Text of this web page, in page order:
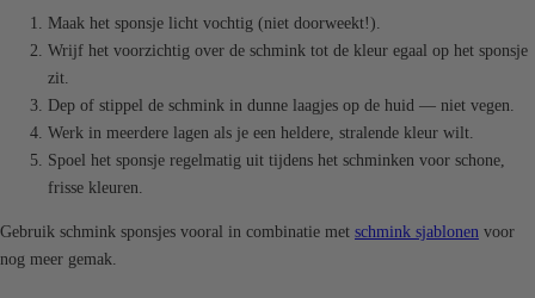
Maak het sponsje licht vochtig (niet doorweekt!).
Wrijf het voorzichtig over de schmink tot de kleur egaal op het sponsje
zit.
Dep of stippel de schmink in dunne laagjes op de huid — niet vegen.
Werk in meerdere lagen als je een heldere, stralende kleur wilt.
Spoel het sponsje regelmatig uit tijdens het schminken voor schone,
frisse kleuren.
Gebruik schmink sponsjes vooral in combinatie met schmink sjablonen voor
nog meer gemak.